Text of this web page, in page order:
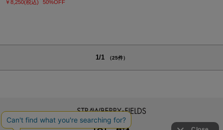
￥8,250(税込) 50%OFF
1/1 （25件）
INSTAGRAM
LINE